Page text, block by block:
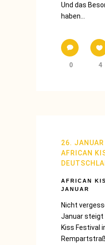
Und das
haben...
0 4
26.
AFRICAN
AFRICAN
JANUAR
Nicht
Januar steigt
Kiss Festival